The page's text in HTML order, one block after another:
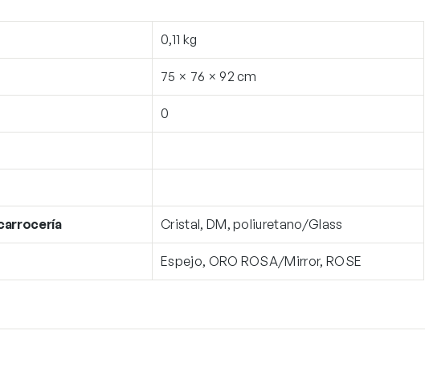
0,11 kg
75 × 76 × 92 cm
0
Cristal, DM, poliuretano/Glass
Espejo, ORO ROSA/Mirror, ROSE